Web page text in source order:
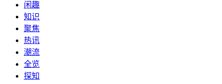
闲趣
知识
聚焦
热讯
潮流
全览
探知